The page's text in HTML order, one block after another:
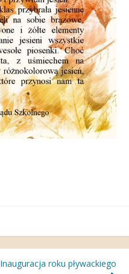
Inauguracja roku pływackiego